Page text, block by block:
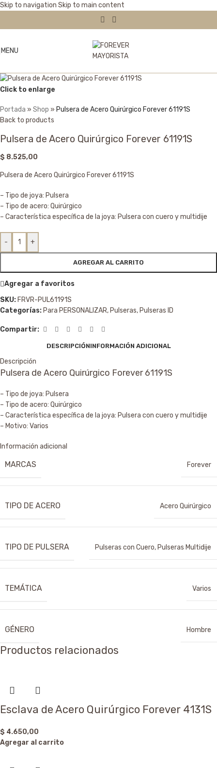
Skip to navigation Skip to main content
MENU
Click to enlarge
Portada » Shop » Pulsera de Acero Quirúrgico Forever 61191S
Back to products
Pulsera de Acero Quirúrgico Forever 61191S
$ 8.525,00
Pulsera de Acero Quirúrgico Forever 61191S
– Tipo de joya: Pulsera
– Tipo de acero: Quirúrgico
– Característica específica de la joya: Pulsera con cuero y multidije
- +
AGREGAR AL CARRITO
Agregar a favoritos
SKU: FRVR-PUL61191S
Categorías: Para PERSONALIZAR, Pulseras, Pulseras ID
Compartir:
DESCRIPCIÓNINFORMACIÓN ADICIONAL
Descripción
Pulsera de Acero Quirúrgico Forever 61191S
– Tipo de joya: Pulsera
– Tipo de acero: Quirúrgico
– Característica específica de la joya: Pulsera con cuero y multidije
– Motivo: Varios
Información adicional
MARCAS Forever
TIPO DE ACERO Acero Quirúrgico
TIPO DE PULSERA Pulseras con Cuero, Pulseras Multidije
TEMÁTICA Varios
GÉNERO Hombre
Productos relacionados
Esclava de Acero Quirúrgico Forever 4131S
$ 4.650,00
Agregar al carrito